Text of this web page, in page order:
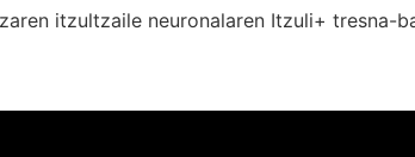
itzultzaile neuronalaren Itzuli+ tresna-